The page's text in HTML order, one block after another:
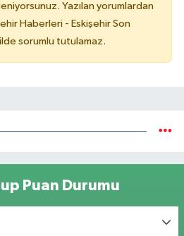
Yazılan yorumlardan
Haberleri - Eskişehir Son
sorumlu tutulamaz.
Puan Durumu